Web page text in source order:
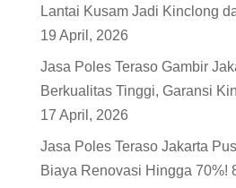
Lantai Kusam Jadi Kinclong
19 April, 2026
Jasa Poles Teraso Gambir
Berkualitas Tinggi, Garansi
17 April, 2026
Jasa Poles Teraso Jakarta
Biaya Renovasi Hingga 70%!